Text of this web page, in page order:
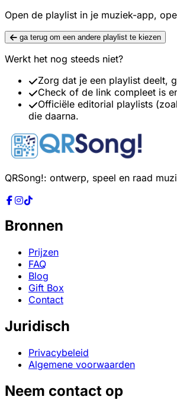
Open de playlist in je muziek-app,
ga terug om een andere playlist te kiezen
Werkt het nog steeds niet?
Zorg dat je een playlist deelt,
Check of de link compleet is
Officiële editorial playlists
die daarna.
QRSong!: ontwerp, speel en raad
Bronnen
Prijzen
FAQ
Blog
Gift Box
Contact
Juridisch
Privacybeleid
Algemene voorwaarden
Neem contact op